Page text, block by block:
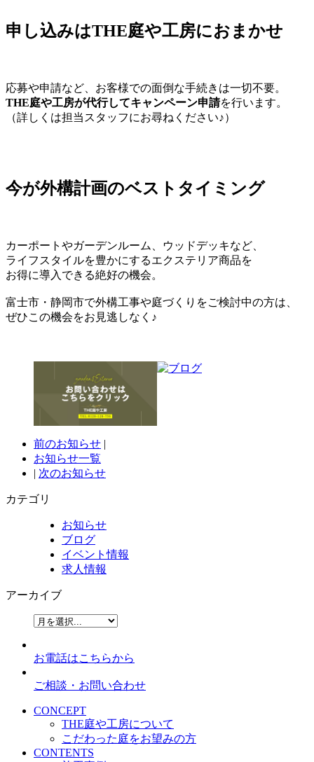
申し込みはTHE庭や工房におまかせ
応募や申請など、お客様での面倒な手続きは一切不要。
THE庭や工房が代行してキャンペーン申請を行います。
（詳しくは担当スタッフにお尋ねください♪）
今が外構計画のベストタイミング
カーポートやガーデンルーム、ウッドデッキなど、
ライフスタイルを豊かにするエクステリア商品を
お得に導入できる絶好の機会。
富士市・静岡市で外構工事や庭づくりをご検討中の方は、
ぜひこの機会をお見逃しなく♪
前のお知らせ |
お知らせ一覧
| 次のお知らせ
カテゴリ
お知らせ
ブログ
イベント情報
求人情報
アーカイブ
お電話はこちらから
ご相談・お問い合わせ
CONCEPT
THE庭や工房について
こだわった庭をお望みの方
CONTENTS